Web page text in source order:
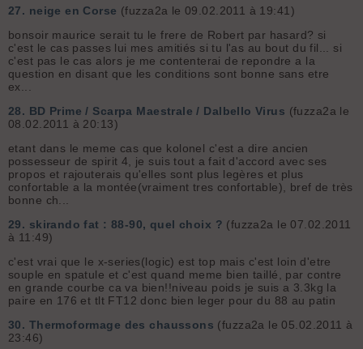
27. neige en Corse (fuzza2a le 09.02.2011 à 19:41)
bonsoir maurice serait tu le frere de Robert par hasard? si
c'est le cas passes lui mes amitiés si tu l'as au bout du fil... si
c'est pas le cas alors je me contenterai de repondre a la
question en disant que les conditions sont bonne sans etre
ex...
28. BD Prime / Scarpa Maestrale / Dalbello Virus (fuzza2a le
08.02.2011 à 20:13)
etant dans le meme cas que kolonel c'est a dire ancien
possesseur de spirit 4, je suis tout a fait d'accord avec ses
propos et rajouterais qu'elles sont plus legères et plus
confortable a la montée(vraiment tres confortable), bref de très
bonne ch...
29. skirando fat : 88-90, quel choix ? (fuzza2a le 07.02.2011
à 11:49)
c'est vrai que le x-series(logic) est top mais c'est loin d'etre
souple en spatule et c'est quand meme bien taillé, par contre
en grande courbe ca va bien!!niveau poids je suis a 3.3kg la
paire en 176 et tlt FT12 donc bien leger pour du 88 au patin
30. Thermoformage des chaussons (fuzza2a le 05.02.2011 à
23:46)